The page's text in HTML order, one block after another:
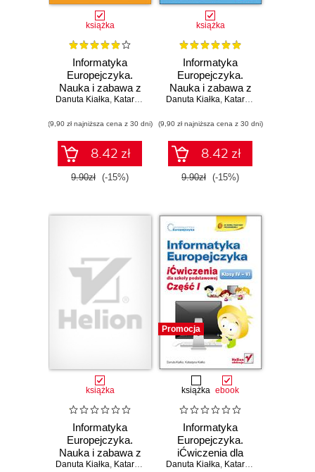
książka
Informatyka
Europejczyka.
Nauka i zabawa z
komputerem w
wczesnoszkolnej.
Poziom 3
(Wydanie II)
Danuta Kiałka, Katarzyna Kiałka
(9,90 zł najniższa cena z 30 dni)
8.42 zł
9.90zł (-15%)
książka
Informatyka
Europejczyka.
Nauka i zabawa z
komputerem w
zintegrowanym.
Część 1
Danuta Kiałka, Katarzyna Kiałka
(9,90 zł najniższa cena z 30 dni)
8.42 zł
9.90zł (-15%)
książka
Informatyka
Europejczyka.
Nauka i zabawa z
komputerem w
Danuta Kiałka, Katarzyna Kiałka
Promocja
książka ebook
Informatyka
Europejczyka.
iĆwiczenia dla
szkoły
Danuta Kiałka, Katarzyna Kiałka